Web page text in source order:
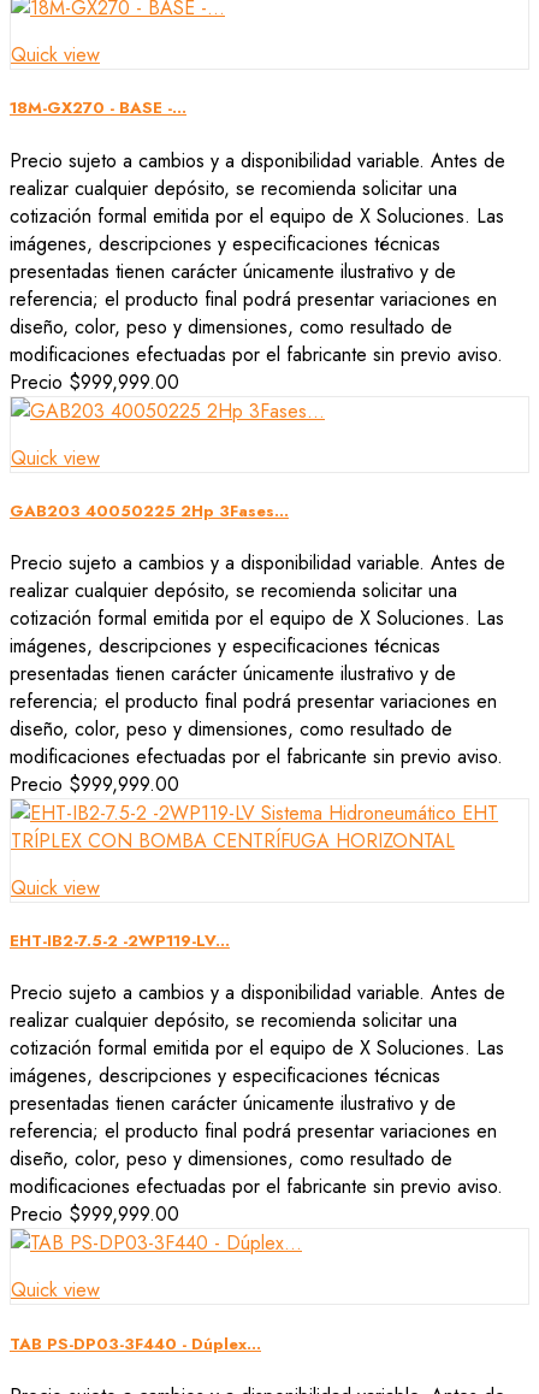
Quick view
18M-GX270 - BASE -...
Precio sujeto a cambios y a disponibilidad variable. Antes de
realizar cualquier depósito, se recomienda solicitar una
cotización formal emitida por el equipo de X Soluciones. Las
imágenes, descripciones y especificaciones técnicas
presentadas tienen carácter únicamente ilustrativo y de
referencia; el producto final podrá presentar variaciones en
diseño, color, peso y dimensiones, como resultado de
modificaciones efectuadas por el fabricante sin previo aviso.
Precio $999,999.00
Quick view
GAB203 40050225 2Hp 3Fases...
Precio sujeto a cambios y a disponibilidad variable. Antes de
realizar cualquier depósito, se recomienda solicitar una
cotización formal emitida por el equipo de X Soluciones. Las
imágenes, descripciones y especificaciones técnicas
presentadas tienen carácter únicamente ilustrativo y de
referencia; el producto final podrá presentar variaciones en
diseño, color, peso y dimensiones, como resultado de
modificaciones efectuadas por el fabricante sin previo aviso.
Precio $999,999.00
Quick view
EHT-IB2-7.5-2 -2WP119-LV...
Precio sujeto a cambios y a disponibilidad variable. Antes de
realizar cualquier depósito, se recomienda solicitar una
cotización formal emitida por el equipo de X Soluciones. Las
imágenes, descripciones y especificaciones técnicas
presentadas tienen carácter únicamente ilustrativo y de
referencia; el producto final podrá presentar variaciones en
diseño, color, peso y dimensiones, como resultado de
modificaciones efectuadas por el fabricante sin previo aviso.
Precio $999,999.00
Quick view
TAB PS-DP03-3F440 - Dúplex...